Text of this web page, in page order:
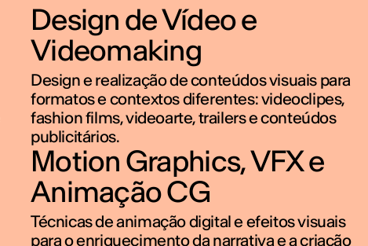
Design de Vídeo e
Videomaking
Design e realização de conteúdos visuais para
formatos e contextos diferentes: videoclipes,
fashion films, videoarte, trailers e conteúdos
publicitários.
Motion Graphics, VFX e
Animação CG
Técnicas de animação digital e efeitos visuais
para o enriquecimento da narrativa e a criação